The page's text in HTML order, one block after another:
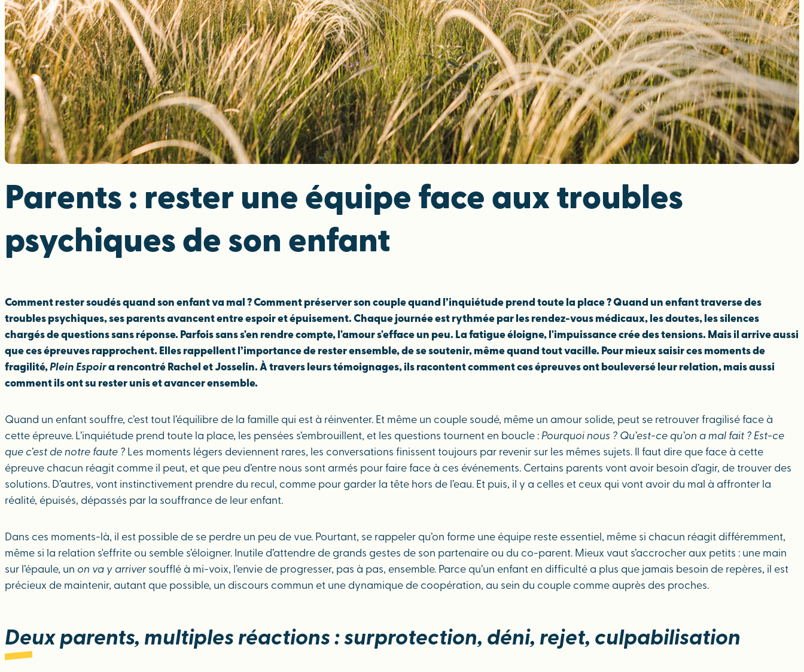
Parents : rester une équipe face aux troubles
psychiques de son enfant
Comment rester soudés quand son enfant va mal ? Comment préserver son couple quand l’inquiétude prend toute la place ? Quand un enfant traverse des
troubles psychiques, ses parents avancent entre espoir et épuisement. Chaque journée est rythmée par les rendez-vous médicaux, les doutes, les silences
chargés de questions sans réponse. Parfois sans s'en rendre compte, l'amour s'efface un peu. La fatigue éloigne, l'impuissance crée des tensions. Mais il arrive aussi
que ces épreuves rapprochent. Elles rappellent l’importance de rester ensemble, de se soutenir, même quand tout vacille. Pour mieux saisir ces moments de
fragilité,Plein Espoira rencontré Rachel et Josselin. À travers leurs témoignages, ils racontent comment ces épreuves ont bouleversé leur relation, mais aussi
comment ils ont su rester unis et avancer ensemble.
Quand un enfant souffre, c’est tout l’équilibre de la famille qui est à réinventer. Et même un couple soudé, même un amour solide, peut se retrouver fragilisé face à
cette épreuve. L’inquiétude prend toute la place, les pensées s’embrouillent, et les questions tournent en boucle : Pourquoi nous ? Qu’est-ce qu’on a mal fait ? Est-ce
que c’est de notre faute ? Les moments légers deviennent rares, les conversations finissent toujours par revenir sur les mêmes sujets. Il faut dire que face à cette
épreuve chacun réagit comme il peut, et que peu d’entre nous sont armés pour faire face à ces événements. Certains parents vont avoir besoin d’agir, de trouver des
solutions. D’autres, vont instinctivement prendre du recul, comme pour garder la tête hors de l’eau. Et puis, il y a celles et ceux qui vont avoir du mal à affronter la
réalité, épuisés, dépassés par la souffrance de leur enfant.
Dans ces moments-là, il est possible de se perdre un peu de vue. Pourtant, se rappeler qu’on forme une équipe reste essentiel, même si chacun réagit différemment,
même si la relation s'effrite ou semble s’éloigner. Inutile d’attendre de grands gestes de son partenaire ou du co-parent. Mieux vaut s’accrocher aux petits : une main
sur l’épaule, un on va y arriversoufflé à mi-voix, l’envie de progresser, pas à pas, ensemble. Parce qu’un enfant en difficulté a plus que jamais besoin de repères, il est
précieux de maintenir, autant que possible, un discours commun et une dynamique de coopération, au sein du couple comme auprès des proches.
Deux parents, multiples réactions : surprotection, déni, rejet, culpabilisation